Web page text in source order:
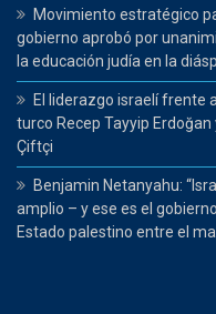
Movimiento estratégico
gobierno aprobó por
la educación judía en la
El liderazgo israelí frente
turco Recep Tayyip
Çiftçi
Benjamin Netanyahu:
amplio – y ese es el
Estado palestino entre el